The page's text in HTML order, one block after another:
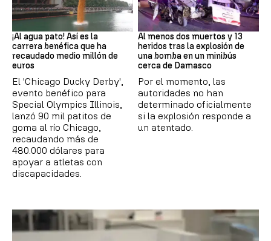
EEUU
¡Al agua pato! Así es la
carrera benéfica que ha
recaudado medio millón de
euros
El 'Chicago Ducky Derby',
evento benéfico para
Special Olympics Illinois,
lanzó 90 mil patitos de
goma al río Chicago,
recaudando más de
480.000 dólares para
apoyar a atletas con
discapacidades.
SIRIA
Al menos dos muertos y 13
heridos tras la explosión de
una bomba en un minibús
cerca de Damasco
Por el momento, las
autoridades no han
determinado oficialmente
si la explosión responde a
un atentado.